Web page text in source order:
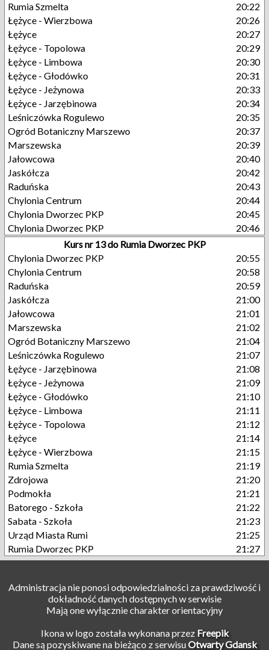
Rumia Szmelta
20:22
Łężyce - Wierzbowa
20:26
Łężyce
20:27
Łężyce - Topolowa
20:29
Łężyce - Limbowa
20:30
Łężyce - Głodówko
20:31
Łężyce - Jeżynowa
20:33
Łężyce - Jarzębinowa
20:34
Leśniczówka Rogulewo
20:35
Ogród Botaniczny Marszewo
20:37
Marszewska
20:39
Jałowcowa
20:40
Jaskółcza
20:42
Raduńska
20:43
Chylonia Centrum
20:44
Chylonia Dworzec PKP
20:45
Chylonia Dworzec PKP
20:46
Kurs nr 13 do Rumia Dworzec PKP
Chylonia Dworzec PKP
20:55
Chylonia Centrum
20:58
Raduńska
20:59
Jaskółcza
21:00
Jałowcowa
21:01
Marszewska
21:02
Ogród Botaniczny Marszewo
21:04
Leśniczówka Rogulewo
21:07
Łężyce - Jarzębinowa
21:08
Łężyce - Jeżynowa
21:09
Łężyce - Głodówko
21:10
Łężyce - Limbowa
21:11
Łężyce - Topolowa
21:12
Łężyce
21:14
Łężyce - Wierzbowa
21:15
Rumia Szmelta
21:19
Zdrojowa
21:20
Podmokła
21:21
Batorego - Szkoła
21:22
Sabata - Szkoła
21:23
Urząd Miasta Rumi
21:25
Rumia Dworzec PKP
21:27
Administracja nie ponosi odpowiedzialności za prawdziwość i
dokładność danych dostępnych w serwisie
Mają one wyłącznie charakter orientacyjny
Ikona w logo została wykonana przez Freepik
Dane są pozyskiwane na bieżąco z serwisuOtwarty Gdansk